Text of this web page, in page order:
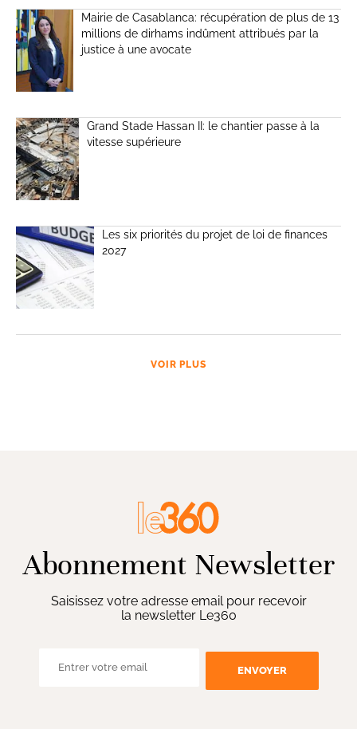
Mairie de Casablanca: récupération de plus de 13
millions de dirhams indûment attribués par la
justice à une avocate
Grand Stade Hassan II: le chantier passe à la
vitesse supérieure
Les six priorités du projet de loi de finances
2027
VOIR PLUS
Abonnement Newsletter
Saisissez votre adresse email pour recevoir
la newsletter Le360
ENVOYER